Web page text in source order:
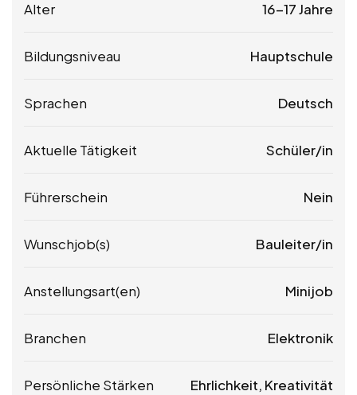
Alter 16-17 Jahre
Bildungsniveau Hauptschule
Sprachen Deutsch
Aktuelle Tätigkeit Schüler/in
Führerschein Nein
Wunschjob(s) Bauleiter/in
Anstellungsart(en) Minijob
Branchen Elektronik
Persönliche Stärken Ehrlichkeit, Kreativität